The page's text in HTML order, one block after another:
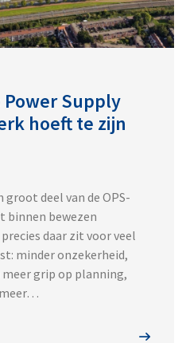
Power Supply
hoeft te zijn
deel van de OPS-
binnen bewezen
daar zit voor veel
minder onzekerheid,
grip op planning,